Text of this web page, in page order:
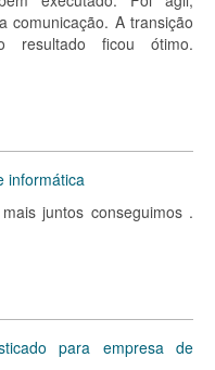
comunicação. A transição
resultado ficou ótimo.
informática
juntos conseguimos .
para empresa de